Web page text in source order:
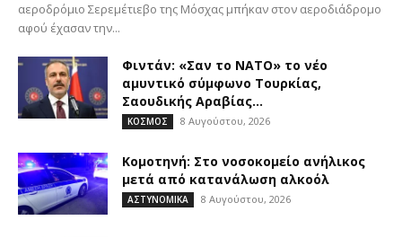
αεροδρόμιο Σερεμέτιεβο της Μόσχας μπήκαν στον αεροδιάδρομο
αφού έχασαν την...
Φιντάν: «Σαν το ΝΑΤΟ» το νέο
αμυντικό σύμφωνο Τουρκίας,
Σαουδικής Αραβίας...
ΚΟΣΜΟΣ 8 Αυγούστου, 2026
Κομοτηνή: Στο νοσοκομείο ανήλικος
μετά από κατανάλωση αλκοόλ
ΑΣΤΥΝΟΜΙΚΑ 8 Αυγούστου, 2026